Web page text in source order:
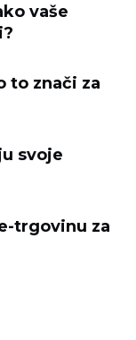
vaše
to znači za
svoje
trgovinu za